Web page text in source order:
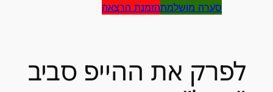
סערה מושלמתהזמנת הרצאה
לפרק את ההייפ סביב